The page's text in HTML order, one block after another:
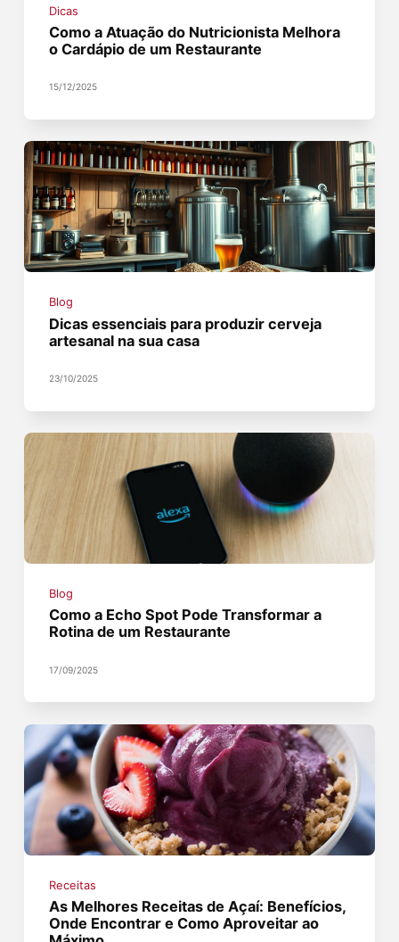
Dicas
Como a Atuação do Nutricionista Melhora
o Cardápio de um Restaurante
15/12/2025
Blog
Dicas essenciais para produzir cerveja
artesanal na sua casa
23/10/2025
Blog
Como a Echo Spot Pode Transformar a
Rotina de um Restaurante
17/09/2025
Receitas
As Melhores Receitas de Açaí: Benefícios,
Onde Encontrar e Como Aproveitar ao